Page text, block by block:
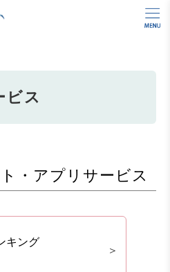
ビス
・アプリサービス
キング